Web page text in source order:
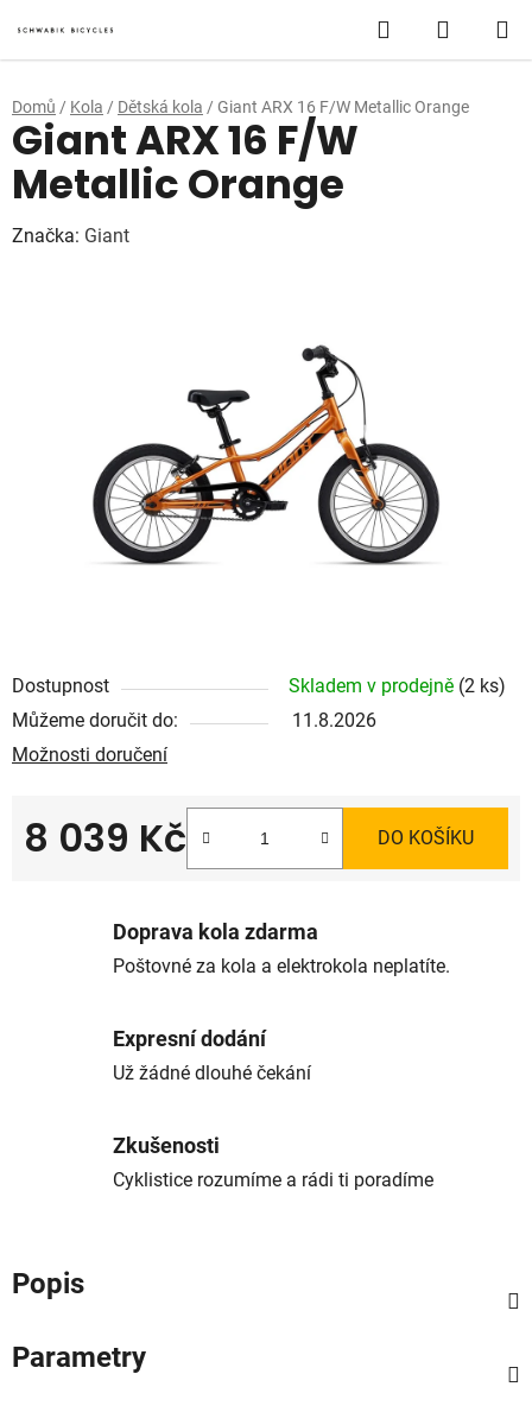
na
obsah
Hledat
KOŠÍK
Domů / Kola / Dětská kola / Giant ARX 16 F/W Metallic Orange
Dostupnost Skladem v prodejně (2 ks)
Můžeme doručit do:
11.8.2026
Možnosti doručení
8 039 Kč DO KOŠÍKU
Giant ARX 16 F/W
Metallic Orange
Značka: Giant
Doprava kola zdarma
Poštovné za kola a elektrokola neplatíte.
Expresní dodání
Už žádné dlouhé čekání
Zkušenosti
Cyklistice rozumíme a rádi ti poradíme
Popis
Parametry